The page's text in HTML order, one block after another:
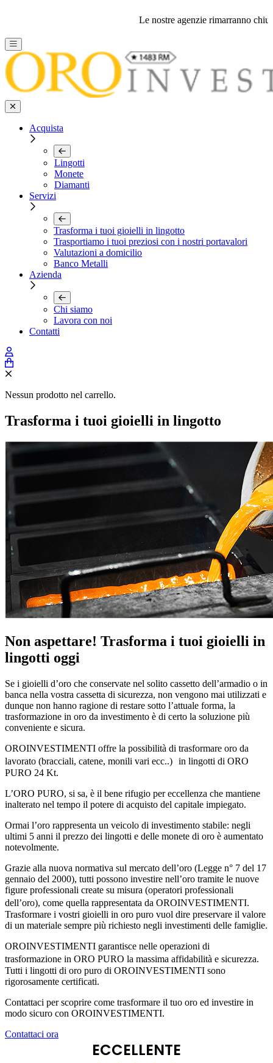
Le nostre agenzie rimarranno chiuse
Acquista
Lingotti
Monete
Diamanti
Servizi
Trasforma i tuoi gioielli in lingotto
Trasportiamo i tuoi preziosi con i nostri portavalori
Valutazioni a domicilio
Banco Metalli
Azienda
Chi siamo
Lavora con noi
Contatti
Nessun prodotto nel carrello.
Trasforma i tuoi gioielli in lingotto
Non aspettare! Trasforma i tuoi gioielli in
lingotti oggi
Se i gioielli d’oro che conservate nel solito cassetto dell’armadio o in
banca nella vostra cassetta di sicurezza, non vengono mai utilizzati e
dunque non hanno ragione di restare sotto l’attuale forma, la
trasformazione in oro da investimento è di certo la soluzione più
conveniente e sicura.
OROINVESTIMENTI offre la possibilità di trasformare oro da
lavorato (bracciali, catene, monili vari ecc..) in lingotti di ORO
PURO 24 Kt.
L’ORO PURO, si sa, è il bene rifugio per eccellenza che mantiene
inalterato nel tempo il potere di acquisto del capitale impiegato.
Ormai l’oro rappresenta un veicolo di investimento stabile: negli
ultimi 5 anni il prezzo dei lingotti e delle monete di oro è aumentato
notevolmente.
Grazie alla nuova normativa sul mercato dell’oro (Legge n° 7 del 17
gennaio del 2000), tutti possono investire nell’oro tramite le nuove
figure professionali create su misura (operatori professionali
dell’oro), come quella rappresentata da OROINVESTIMENTI.
Trasformare i vostri gioielli in oro puro vuol dire preservare il valore
di un materiale sempre più richiesto negli investimenti delle famiglie.
OROINVESTIMENTI garantisce nelle operazioni di
trasformazione in ORO PURO la massima affidabilità e sicurezza.
Tutti i lingotti di oro puro di OROINVESTIMENTI sono
rigorosamente certificati.
Contattaci per scoprire come trasformare il tuo oro ed investire in
modo sicuro con OROINVESTIMENTI.
Contattaci ora
ECCELLENTE